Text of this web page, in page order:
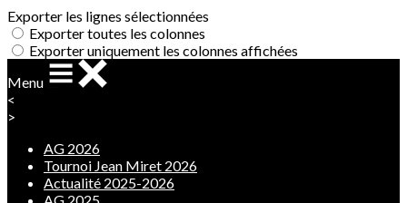
Exporter les lignes sélectionnées
Exporter toutes les colonnes
Exporter uniquement les colonnes affichées
Menu
<
>
AG 2026
Tournoi Jean Miret 2026
Actualité 2025-2026